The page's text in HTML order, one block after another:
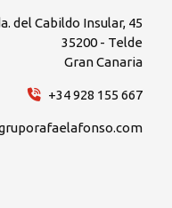
del Cabildo Insular, 45
35200 - Telde
Gran Canaria
+34 928 155 667